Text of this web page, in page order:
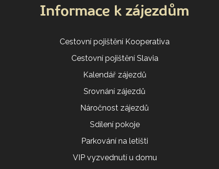
Informace k zájezdům
Cestovní pojištění Kooperativa
Cestovní pojištění Slavia
Kalendář zájezdů
Srovnání zájezdů
Náročnost zájezdů
Sdílení pokoje
Parkování na letišti
VIP vyzvednutí u domu